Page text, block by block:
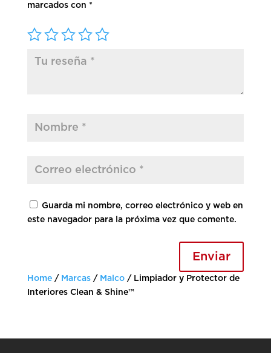
marcados con *
Guarda mi nombre, correo electrónico y web en
este navegador para la próxima vez que comente.
Enviar
Home/ Marcas/ Malco/ Limpiador y Protector de
Interiores Clean & Shine™